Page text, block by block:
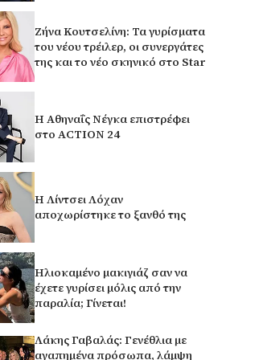
Ζήνα Κουτσελίνη: Τα γυρίσματα
του νέου τρέιλερ, οι συνεργάτες
της και το νέο σκηνικό στο Star
Η Αθηναΐς Νέγκα επιστρέφει
στο ACTION 24
Η Λίντσει Λόχαν
αποχωρίστηκε το ξανθό της
Ηλιοκαμένο μακιγιάζ σαν να
έχετε γυρίσει μόλις από την
παραλία; Γίνεται!
Λάκης Γαβαλάς: Γενέθλια με
αγαπημένα πρόσωπα, λάμψη